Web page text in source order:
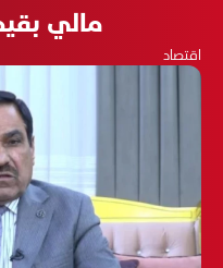
مالي بقيمة 4
اقتصاد